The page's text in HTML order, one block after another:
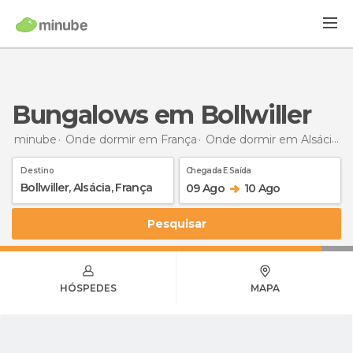
Bungalows em Bollwiller
minube Onde dormir em França Onde dormir em Alsácia
Destino Chegada E Saída
09 Ago 10 Ago
Pesquisar
HÓSPEDES MAPA